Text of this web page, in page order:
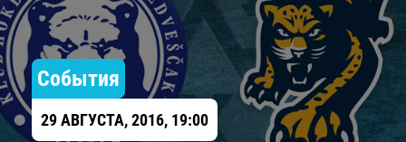
События
29 АВГУСТА, 2016, 19:00